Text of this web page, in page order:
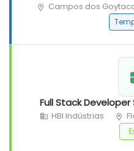
Campos dos
Full Stack Developer
HBI Indústrias